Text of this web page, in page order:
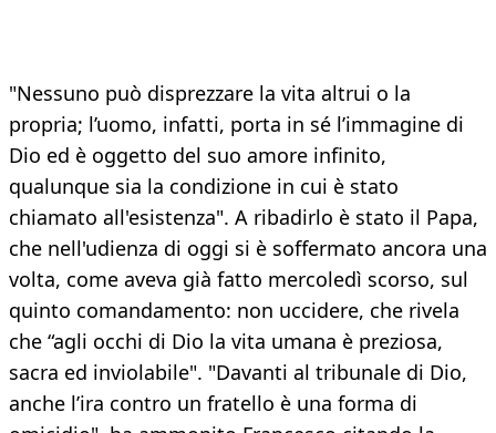
"Nessuno può disprezzare la vita altrui o la
propria; l’uomo, infatti, porta in sé l’immagine di
Dio ed è oggetto del suo amore infinito,
qualunque sia la condizione in cui è stato
chiamato all'esistenza". A ribadirlo è stato il Papa,
che nell'udienza di oggi si è soffermato ancora una
volta, come aveva già fatto mercoledì scorso, sul
quinto comandamento: non uccidere, che rivela
che “agli occhi di Dio la vita umana è preziosa,
sacra ed inviolabile". "Davanti al tribunale di Dio,
anche l’ira contro un fratello è una forma di